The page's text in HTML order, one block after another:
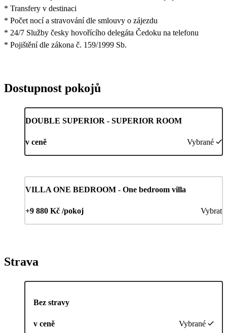
* Transfery v destinaci
* Počet nocí a stravování dle smlouvy o zájezdu
* 24/7 Služby česky hovořícího delegáta Čedoku na telefonu
* Pojištění dle zákona č. 159/1999 Sb.
Dostupnost pokojů
DOUBLE SUPERIOR - SUPERIOR ROOM
v ceně Vybrané
VILLA ONE BEDROOM - One bedroom villa
+9 880 Kč /pokoj Vybrat
Strava
Bez stravy
v ceně Vybrané